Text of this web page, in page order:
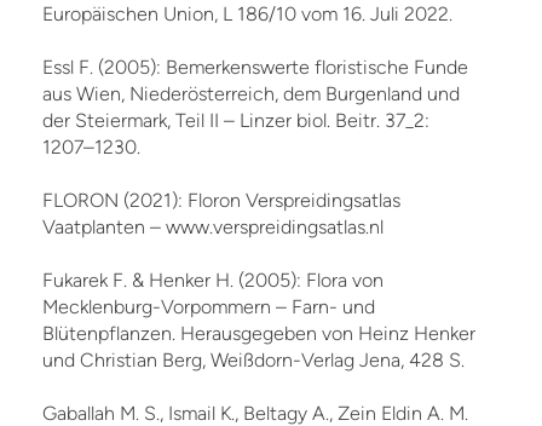
Europäischen Union, L 186/10 vom 16. Juli 2022.
Essl F. (2005): Bemerkenswerte floristische Funde
aus Wien, Niederösterreich, dem Burgenland und
der Steiermark, Teil II – Linzer biol. Beitr. 37_2:
1207–1230.
FLORON (2021): Floron Verspreidingsatlas
Vaatplanten – www.verspreidingsatlas.nl
Fukarek F. & Henker H. (2005): Flora von
Mecklenburg-Vorpommern – Farn- und
Blütenpflanzen. Herausgegeben von Heinz Henker
und Christian Berg, Weißdorn-Verlag Jena, 428 S.
Gaballah M. S., Ismail K., Beltagy A., Zein Eldin A. M.